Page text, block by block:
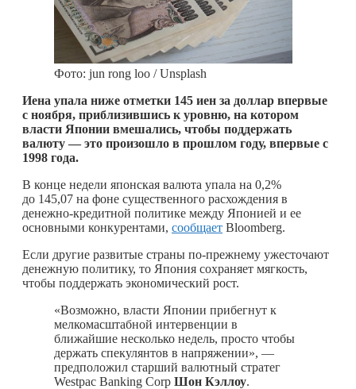
Фото: jun rong loo / Unsplash
Иена упала ниже отметки 145 иен за доллар впервые
с ноября, приблизившись к уровню, на котором
власти Японии вмешались, чтобы поддержать
валюту — это произошло в прошлом году, впервые с
1998 года.
В конце недели японская валюта упала на 0,2%
до 145,07 на фоне существенного расхождения в
денежно-кредитной политике между Японией и ее
основными конкурентами, сообщает Bloomberg.
Если другие развитые страны по-прежнему ужесточают
денежную политику, то Япония сохраняет мягкость,
чтобы поддержать экономический рост.
«Возможно, власти Японии прибегнут к
мелкомасштабной интервенции в
ближайшие несколько недель, просто чтобы
держать спекулянтов в напряжении», —
предположил старший валютный стратег
Westpac Banking Corp Шон Кэллоу.